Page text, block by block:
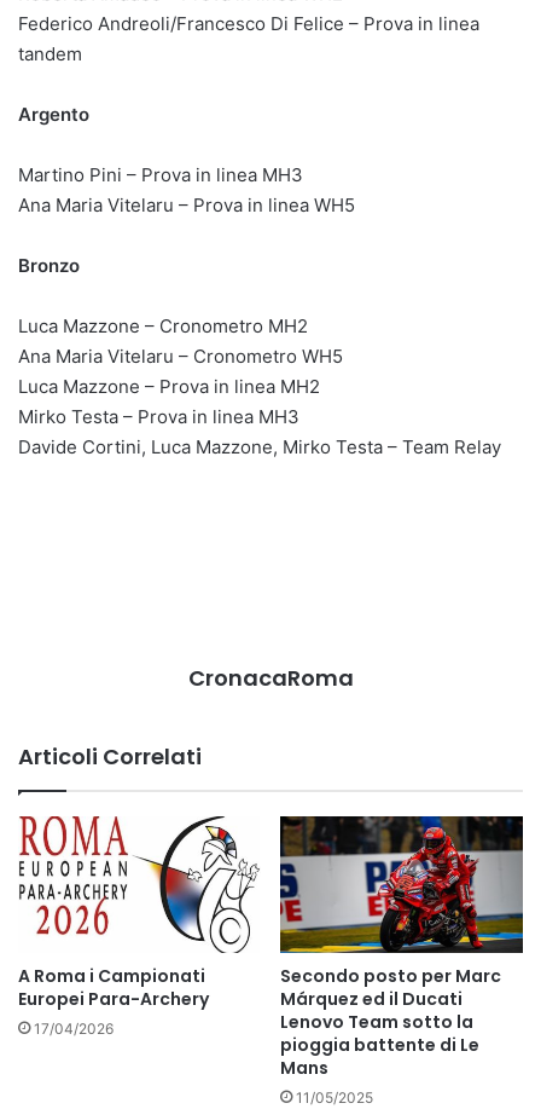
Federico Andreoli/Francesco Di Felice – Prova in linea
tandem
Argento
Martino Pini – Prova in linea MH3
Ana Maria Vitelaru – Prova in linea WH5
Bronzo
Luca Mazzone – Cronometro MH2
Ana Maria Vitelaru – Cronometro WH5
Luca Mazzone – Prova in linea MH2
Mirko Testa – Prova in linea MH3
Davide Cortini, Luca Mazzone, Mirko Testa – Team Relay
CronacaRoma
Articoli Correlati
A Roma i Campionati
Europei Para-Archery
17/04/2026
Secondo posto per Marc
Márquez ed il Ducati
Lenovo Team sotto la
pioggia battente di Le
Mans
11/05/2025